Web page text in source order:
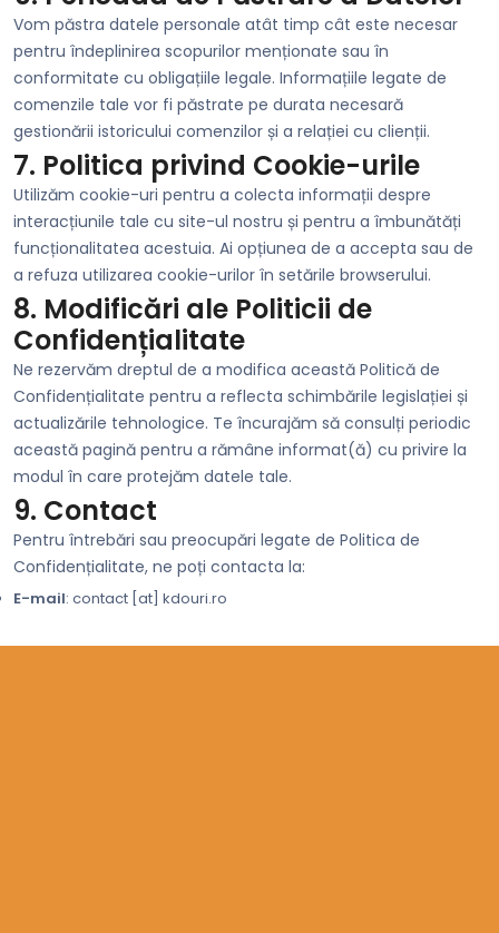
Vom păstra datele personale atât timp cât este necesar
pentru îndeplinirea scopurilor menționate sau în
conformitate cu obligațiile legale. Informațiile legate de
comenzile tale vor fi păstrate pe durata necesară
gestionării istoricului comenzilor și a relației cu clienții.
7. Politica privind Cookie-urile
Utilizăm cookie-uri pentru a colecta informații despre
interacțiunile tale cu site-ul nostru și pentru a îmbunătăți
funcționalitatea acestuia. Ai opțiunea de a accepta sau de
a refuza utilizarea cookie-urilor în setările browserului.
8. Modificări ale Politicii de
Confidențialitate
Ne rezervăm dreptul de a modifica această Politică de
Confidențialitate pentru a reflecta schimbările legislației și
actualizările tehnologice. Te încurajăm să consulți periodic
această pagină pentru a rămâne informat(ă) cu privire la
modul în care protejăm datele tale.
9. Contact
Pentru întrebări sau preocupări legate de Politica de
Confidențialitate, ne poți contacta la:
E-mail: contact [at] kdouri.ro